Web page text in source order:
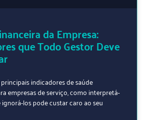
da Empresa:
que Todo Gestor Deve
indicadores de saúde
empresas de serviço, como interpretá-
los pode custar caro ao seu